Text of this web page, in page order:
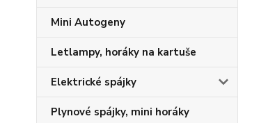
Mini Autogeny
Letlampy, horáky na kartuše
Elektrické spájky
Plynové spájky, mini horáky